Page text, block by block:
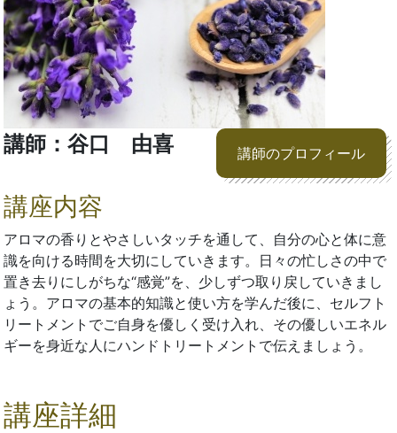
講師：谷口 由喜 講師のプロフィール
講座内容
アロマの香りとやさしいタッチを通して、自分の心と体に意
識を向ける時間を大切にしていきます。日々の忙しさの中で
置き去りにしがちな“感覚”を、少しずつ取り戻していきまし
ょう。アロマの基本的知識と使い方を学んだ後に、セルフト
リートメントでご自身を優しく受け入れ、その優しいエネル
ギーを身近な人にハンドトリートメントで伝えましょう。
講座詳細